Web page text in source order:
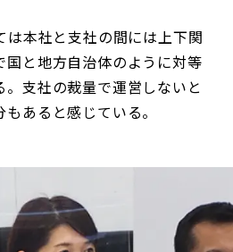
は本社と支社の間には上下関
国と地方自治体のように対等
支社の裁量で運営しないと
あると感じている。